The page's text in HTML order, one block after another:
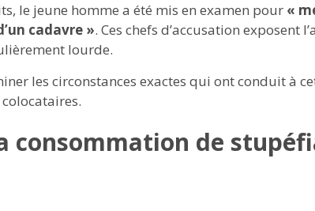
le jeune homme a été mis en examen pour «
cadavre ». Ces chefs d’accusation exposent
lourde.
les circonstances exactes qui ont conduit à
consommation de